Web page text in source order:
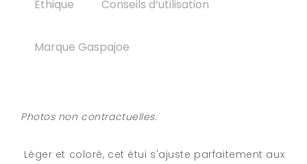
Ethique Conseils d‘utilisation
Marque Gaspajoe
Photos non contractuelles.
Léger et coloré, cet étui s'ajuste parfaitement aux